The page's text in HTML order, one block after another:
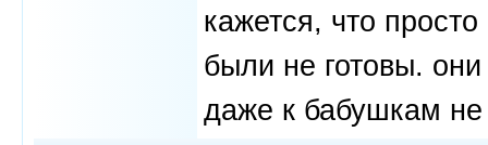
кажется, что
были не готовы.
даже к бабушкам не